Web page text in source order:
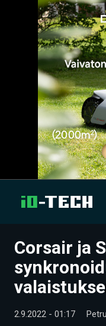
UUTISET
ARTIKKELIT
VIDEOT
Corsair ja
2.9.2022 - 01:17